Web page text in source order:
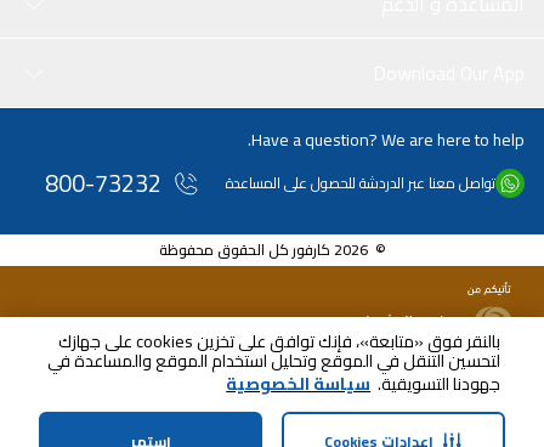
بالنقر فوق «متابعة»، فإنك توافق على تخزين cookies على جهازك
لتحسين التنقل في الموقع وتحليل استخدام الموقع والمساعدة في
جهودنا التسويقية. سياسة الخصوصية
استمر إعدادات Cookies
Have a question? We are here to help.
تواصل معنا عبر الدردشة للحصول على المساعدة 800-73232
© 2026 كارفور كل الحقوق محفوظة